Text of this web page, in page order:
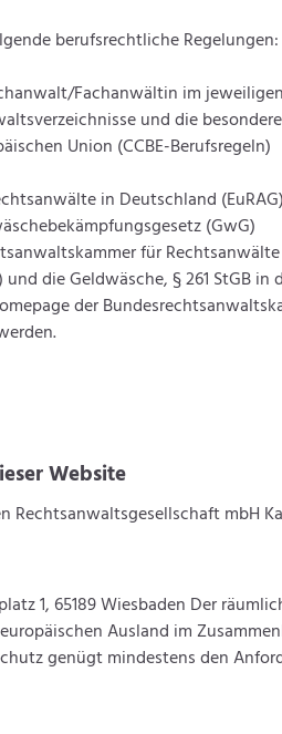
berufsrechtliche Regelungen:
Fachanwältin im
und die
Union (CCBE-Berufsregeln)
in Deutschland (EuRAG)
(GwG)
für
die Geldwäsche, § 261 StGB
der
Website
Rechtsanwaltsgesellschaft mbH
1, 65189 Wiesbaden Der
Ausland im
genügt mindestens den